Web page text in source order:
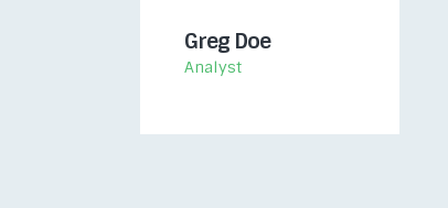
Greg Doe
Analyst